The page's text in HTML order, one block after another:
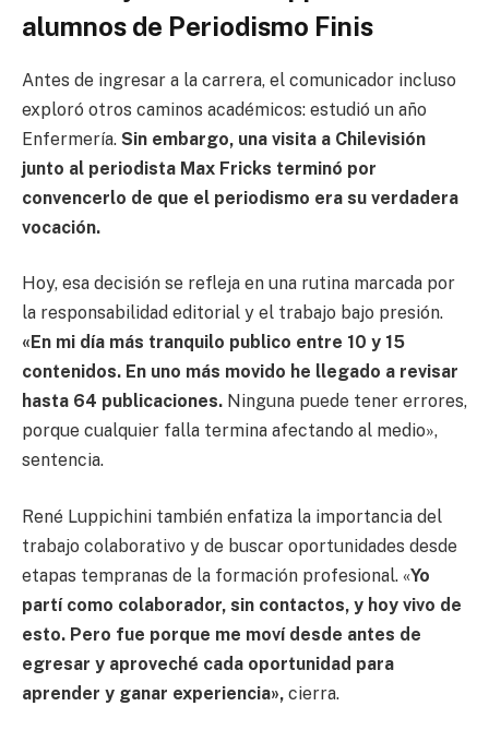
alumnos de Periodismo Finis
Antes de ingresar a la carrera, el comunicador incluso
exploró otros caminos académicos: estudió un año
Enfermería. Sin embargo, una visita a Chilevisión
junto al periodista Max Fricks terminó por
convencerlo de que el periodismo era su verdadera
vocación.
Hoy, esa decisión se refleja en una rutina marcada por
la responsabilidad editorial y el trabajo bajo presión.
«En mi día más tranquilo publico entre 10 y 15
contenidos. En uno más movido he llegado a revisar
hasta 64 publicaciones. Ninguna puede tener errores,
porque cualquier falla termina afectando al medio»,
sentencia.
René Luppichini también enfatiza la importancia del
trabajo colaborativo y de buscar oportunidades desde
etapas tempranas de la formación profesional. «Yo
partí como colaborador, sin contactos, y hoy vivo de
esto. Pero fue porque me moví desde antes de
egresar y aproveché cada oportunidad para
aprender y ganar experiencia», cierra.